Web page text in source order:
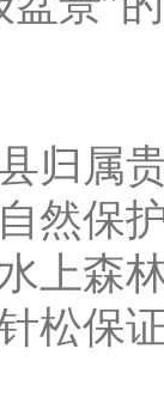
归属
然保
上森
松保